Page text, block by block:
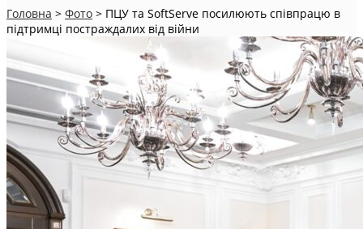
Головна > Фото > ПЦУ та SoftServe посилюють співпрацю в
підтримці постраждалих від війни